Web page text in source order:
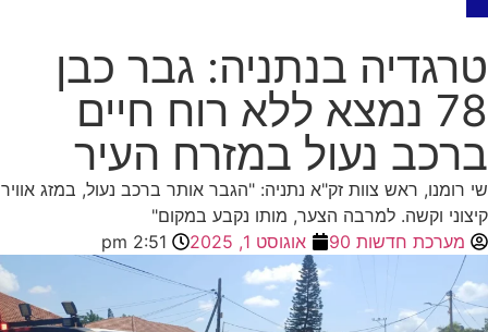
טרגדיה בנתניה: גבר כבן
78 נמצא ללא רוח חיים
ברכב נעול במזרח העיר
שי רומנו, ראש צוות זק"א נתניה: "הגבר אותר ברכב נעול, במזג אוויר
קיצוני וקשה. למרבה הצער, מותו נקבע במקום"
מערכת חדשות 90
אוגוסט 1, 2025 2:51 pm